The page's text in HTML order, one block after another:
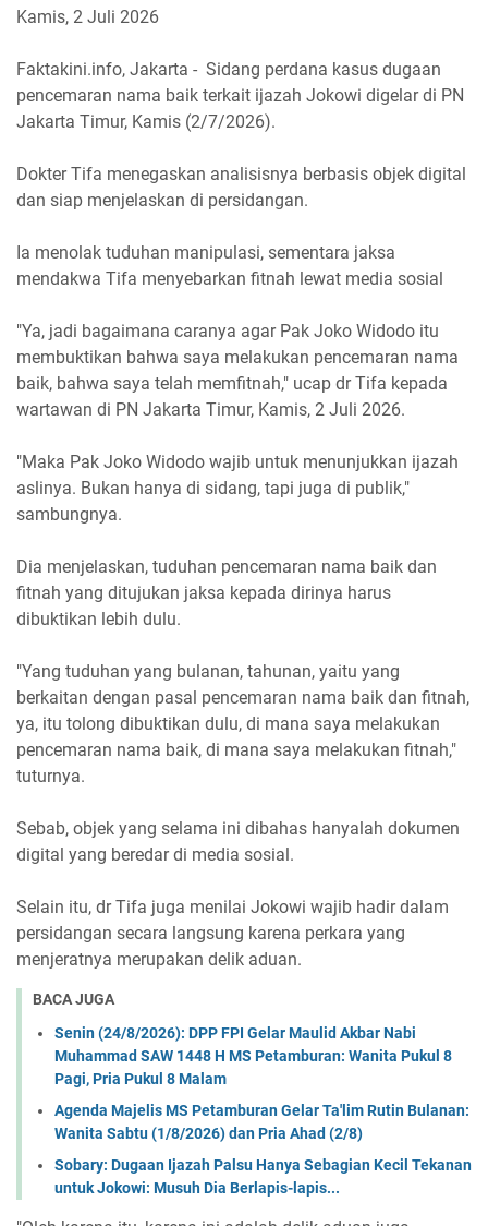
Kamis, 2 Juli 2026
Faktakini.info, Jakarta - Sidang perdana kasus dugaan
pencemaran nama baik terkait ijazah Jokowi digelar di PN
Jakarta Timur, Kamis (2/7/2026).
Dokter Tifa menegaskan analisisnya berbasis objek digital
dan siap menjelaskan di persidangan.
Ia menolak tuduhan manipulasi, sementara jaksa
mendakwa Tifa menyebarkan fitnah lewat media sosial
"Ya, jadi bagaimana caranya agar Pak Joko Widodo itu
membuktikan bahwa saya melakukan pencemaran nama
baik, bahwa saya telah memfitnah," ucap dr Tifa kepada
wartawan di PN Jakarta Timur, Kamis, 2 Juli 2026.
"Maka Pak Joko Widodo wajib untuk menunjukkan ijazah
aslinya. Bukan hanya di sidang, tapi juga di publik,"
sambungnya.
Dia menjelaskan, tuduhan pencemaran nama baik dan
fitnah yang ditujukan jaksa kepada dirinya harus
dibuktikan lebih dulu.
"Yang tuduhan yang bulanan, tahunan, yaitu yang
berkaitan dengan pasal pencemaran nama baik dan fitnah,
ya, itu tolong dibuktikan dulu, di mana saya melakukan
pencemaran nama baik, di mana saya melakukan fitnah,"
tuturnya.
Sebab, objek yang selama ini dibahas hanyalah dokumen
digital yang beredar di media sosial.
Selain itu, dr Tifa juga menilai Jokowi wajib hadir dalam
persidangan secara langsung karena perkara yang
menjeratnya merupakan delik aduan.
BACA JUGA
Senin (24/8/2026): DPP FPI Gelar Maulid Akbar Nabi
Muhammad SAW 1448 H MS Petamburan: Wanita Pukul 8
Pagi, Pria Pukul 8 Malam
Agenda Majelis MS Petamburan Gelar Ta'lim Rutin Bulanan:
Wanita Sabtu (1/8/2026) dan Pria Ahad (2/8)
Sobary: Dugaan Ijazah Palsu Hanya Sebagian Kecil Tekanan
untuk Jokowi: Musuh Dia Berlapis-lapis...